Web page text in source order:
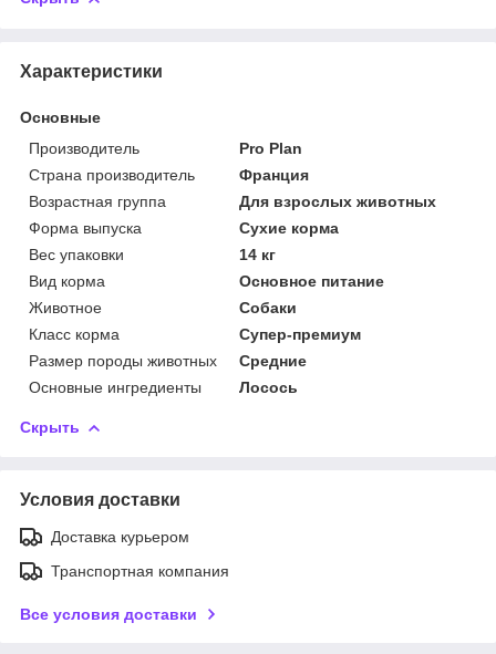
Характеристики
Основные
Производитель
Pro Plan
Страна производитель
Франция
Возрастная группа
Для взрослых животных
Форма выпуска
Сухие корма
Вес упаковки
14 кг
Вид корма
Основное питание
Животное
Собаки
Класс корма
Супер-премиум
Размер породы животных
Средние
Основные ингредиенты
Лосось
Скрыть
Условия доставки
Доставка курьером
Транспортная компания
Все условия доставки